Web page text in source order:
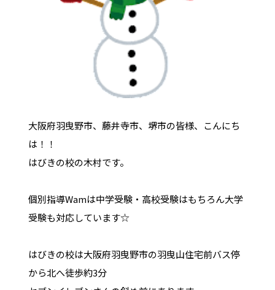
大阪府羽曳野市、藤井寺市、堺市の皆様、こんにち
は！！
はびきの校の木村です。
個別指導Wamは中学受験・高校受験はもちろん大学
受験も対応しています☆
はびきの校は大阪府羽曳野市の羽曳山住宅前バス停
から北へ徒歩約3分